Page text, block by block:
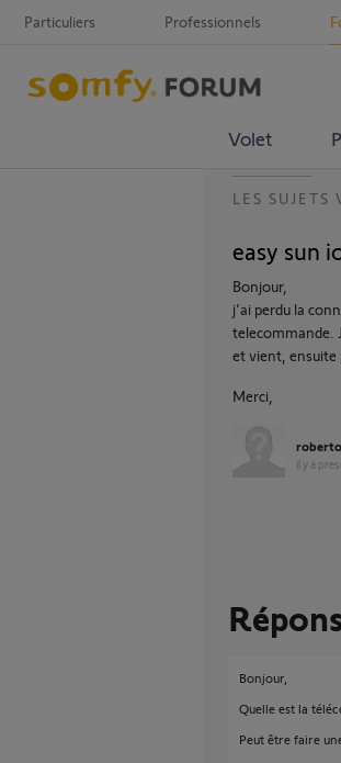
Particuliers Professionnels
Volet
LES SUJETS
easy sun
Bonjour,
j'ai perdu la
telecommande.
et vient, ensuite
Merci,
il y a
Bonjour,
Quelle est la
Peut être faire